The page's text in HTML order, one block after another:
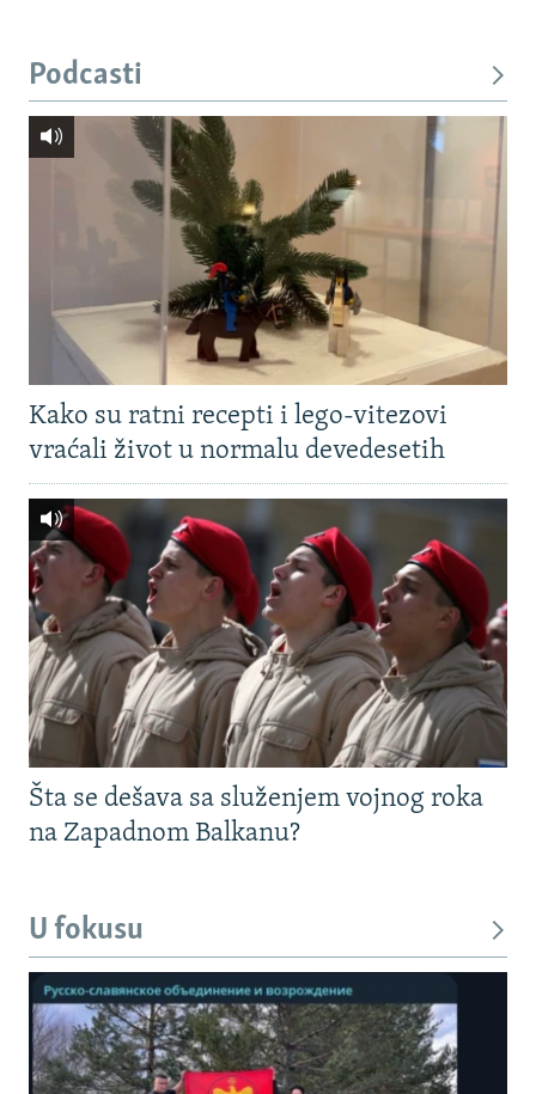
Podcasti
Kako su ratni recepti i lego-vitezovi
vraćali život u normalu devedesetih
Šta se dešava sa služenjem vojnog roka
na Zapadnom Balkanu?
U fokusu